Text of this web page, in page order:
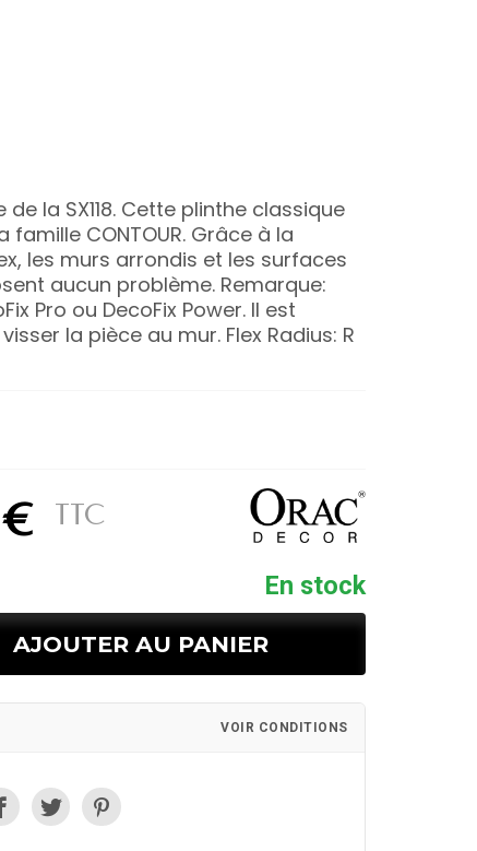
de la SX118. Cette plinthe classique
CONTOUR. Grâce à la
les murs arrondis et les surfaces
aucun problème. Remarque:
Pro ou DecoFix Power. Il est
la pièce au mur. Flex Radius: R
TTC
En stock
AJOUTER AU PANIER
VOIR CONDITIONS